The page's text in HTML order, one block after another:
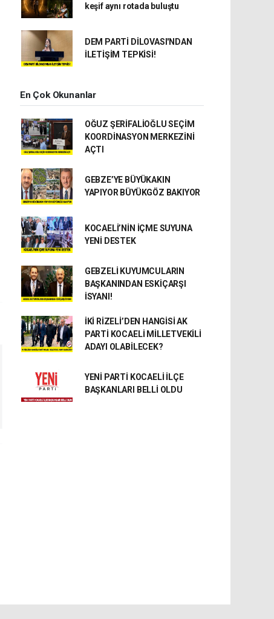
keşif aynı rotada buluştu
DEM PARTİ DİLOVASI'NDAN
İLETİŞİM TEPKİSİ!
En Çok Okunanlar
OĞUZ ŞERİFALİOĞLU SEÇİM
KOORDİNASYON MERKEZİNİ
AÇTI
GEBZE’YE BÜYÜKAKIN
YAPIYOR BÜYÜKGÖZ BAKIYOR
KOCAELİ’NİN İÇME SUYUNA
YENİ DESTEK
GEBZELİ KUYUMCULARIN
BAŞKANINDAN ESKİÇARŞI
İSYANI!
İKİ RİZELİ’DEN HANGİSİ AK
PARTİ KOCAELİ MİLLETVEKİLİ
ADAYI OLABİLECEK?
YENİ PARTİ KOCAELİ İLÇE
BAŞKANLARI BELLİ OLDU